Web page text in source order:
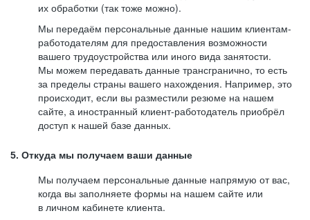
их обработки (так тоже можно).
Мы передаём персональные данные нашим клиентам-
работодателям для предоставления возможности
вашего трудоустройства или иного вида занятости.
Мы можем передавать данные трансгранично, то есть
за пределы страны вашего нахождения. Например, это
происходит, если вы разместили резюме на нашем
сайте, а иностранный клиент-работодатель приобрёл
доступ к нашей базе данных.
5. Откуда мы получаем ваши данные
Мы получаем персональные данные напрямую от вас,
когда вы заполняете формы на нашем сайте или
в личном кабинете клиента.